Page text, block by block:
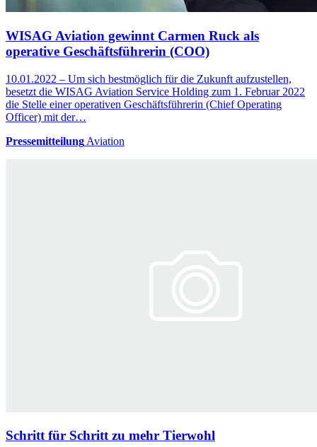
WISAG Aviation gewinnt Carmen Ruck als
operative Geschäftsführerin (COO)
10.01.2022 – Um sich bestmöglich für die Zukunft aufzustellen,
besetzt die WISAG Aviation Service Holding zum 1. Februar 2022
die Stelle einer operativen Geschäftsführerin (Chief Operating
Officer) mit der…
Pressemitteilung Aviation
Schritt für Schritt zu mehr Tierwohl